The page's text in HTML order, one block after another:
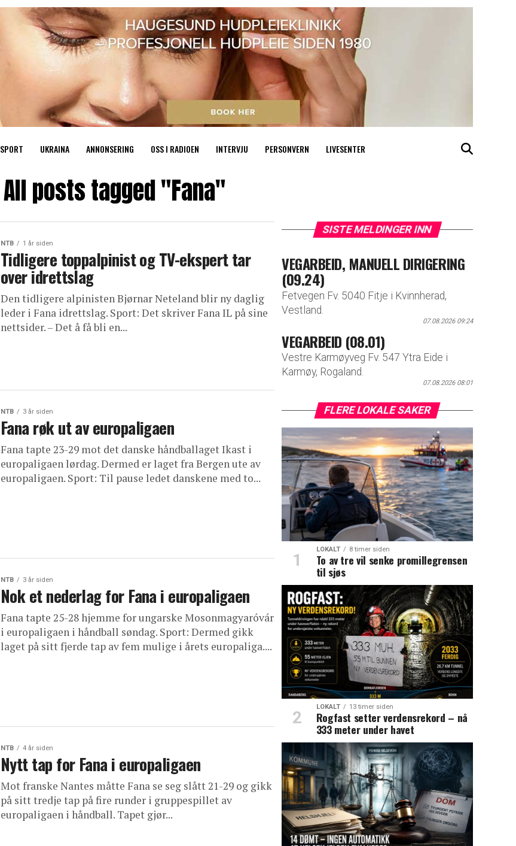
SPORT UKRAINA ANNONSERING OSS I RADIOEN INTERVJU PERSONVERN LIVESENTER
All posts tagged "Fana"
NTB 1 år siden
Tidligere toppalpinist og TV-ekspert tar
over idrettslag
Den tidligere alpinisten Bjørnar Neteland blir ny daglig
leder i Fana idrettslag. Sport: Det skriver Fana IL på sine
nettsider. – Det å få bli en...
NTB 3 år siden
Fana røk ut av europaligaen
Fana tapte 23-29 mot det danske håndballaget Ikast i
europaligaen lørdag. Dermed er laget fra Bergen ute av
europaligaen. Sport: Til pause ledet danskene med to...
NTB 3 år siden
Nok et nederlag for Fana i europaligaen
Fana tapte 25-28 hjemme for ungarske Mosonmagyaróvár
i europaligaen i håndball søndag. Sport: Dermed gikk
laget på sitt fjerde tap av fem mulige i årets europaliga....
NTB 4 år siden
Nytt tap for Fana i europaligaen
Mot franske Nantes måtte Fana se seg slått 21-29 og gikk
på sitt tredje tap på fire runder i gruppespillet av
europaligaen i håndball. Tapet gjør...
SISTE MELDINGER INN
VEGARBEID, MANUELL DIRIGERING
(09.24)
Fetvegen Fv. 5040 Fitje i Kvinnherad,
Vestland.
07.08.2026 09:24
VEGARBEID (08.01)
Vestre Karmøyveg Fv. 547 Ytra Eide i
Karmøy, Rogaland.
07.08.2026 08:01
FLERE LOKALE SAKER
LOKALT 8 timer siden
To av tre vil senke promillegrensen
til sjøs
LOKALT 13 timer siden
Rogfast setter verdensrekord – nå
333 meter under havet